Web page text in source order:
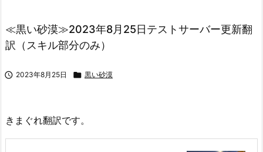
≪黒い砂漠≫2023年8月25日テストサーバー更新翻
訳（スキル部分のみ）
 2023年8月25日  黒い砂漠
きまぐれ翻訳です。